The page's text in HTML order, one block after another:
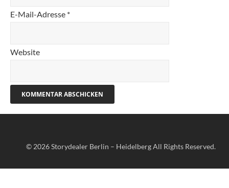
E-Mail-Adresse *
Website
© 2026Storydealer Berlin – HeidelbergAll Rights Reserved.